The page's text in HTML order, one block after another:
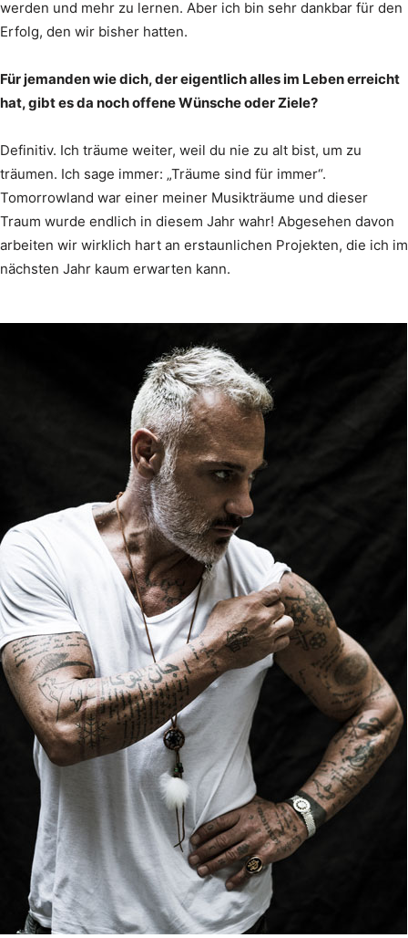
werden und mehr zu lernen. Aber ich bin sehr dankbar für den
Erfolg, den wir bisher hatten.
Für jemanden wie dich, der eigentlich alles im Leben erreicht
hat, gibt es da noch offene Wünsche oder Ziele?
Definitiv. Ich träume weiter, weil du nie zu alt bist, um zu
träumen. Ich sage immer: „Träume sind für immer“.
Tomorrowland war einer meiner Musikträume und dieser
Traum wurde endlich in diesem Jahr wahr! Abgesehen davon
arbeiten wir wirklich hart an erstaunlichen Projekten, die ich im
nächsten Jahr kaum erwarten kann.